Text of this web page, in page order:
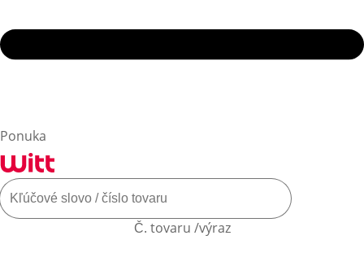
Ponuka
Č. tovaru /výraz